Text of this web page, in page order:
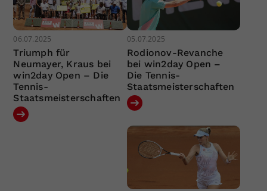
06.07.2025
Triumph für
Neumayer, Kraus bei
win2day Open – Die
Tennis-
Staatsmeisterschaften
05.07.2025
Rodionov-Revanche
bei win2day Open –
Die Tennis-
Staatsmeisterschaften